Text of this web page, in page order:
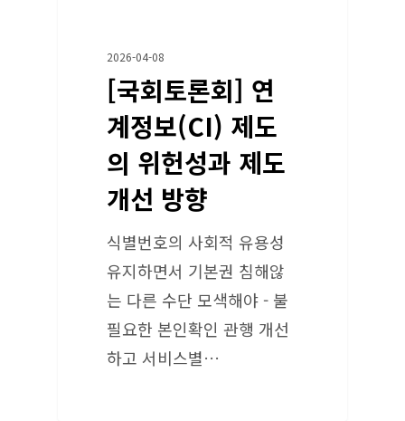
2026-04-08
[국회토론회] 연
계정보(CI) 제도
의 위헌성과 제도
개선 방향
식별번호의 사회적 유용성
유지하면서 기본권 침해않
는 다른 수단 모색해야 - 불
필요한 본인확인 관행 개선
하고 서비스별…